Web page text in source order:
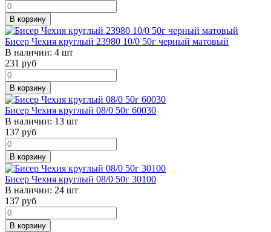
В корзину
Бисер Чехия круглый 23980 10/0 50г черный матовый
В наличии: 4 шт
231 руб
В корзину
Бисер Чехия круглый 08/0 50г 60030
В наличии: 13 шт
137 руб
В корзину
Бисер Чехия круглый 08/0 50г 30100
В наличии: 24 шт
137 руб
В корзину